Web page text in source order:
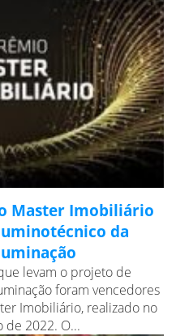
Master Imobiliário
da
levam o projeto de
foram vencedores
Imobiliário, realizado no
de 2022. O...